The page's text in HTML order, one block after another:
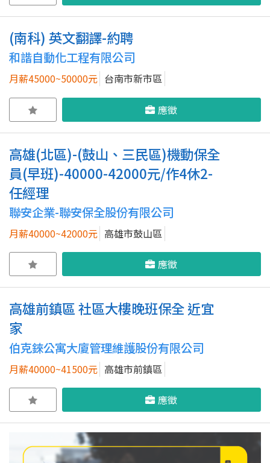
(南科) 英文翻譯-約聘
和諧自動化工程有限公司
月薪45000~50000元 台南市新市區
應徵
高雄(北區)-(鼓山、三民區)機動保全
員(早班)-40000-42000元/作4休2-
任經理
聯安企業-聯安保全股份有限公司
月薪40000~42000元 高雄市鼓山區
應徵
高雄前鎮區 社區大樓晚班保全 近宜
家
伯克錸公寓大廈管理維護股份有限公司
月薪40000~41500元 高雄市前鎮區
應徵